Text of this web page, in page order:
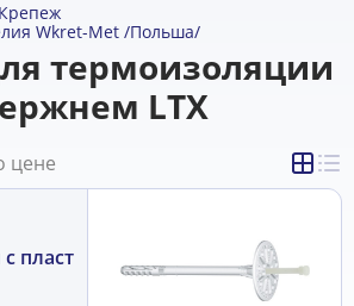
Крепеж
Wkret-Met /Польша/
термоизоляции
LTX
цене
пласт